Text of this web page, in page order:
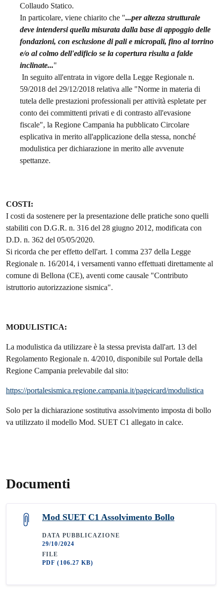
Collaudo Statico.
In particolare, viene chiarito che "...per altezza strutturale
deve intendersi quella misurata dalla base di appoggio delle
fondazioni, con esclusione di pali e micropali, fino al torrino
e/o al colmo dell'edificio se la copertura risulta a falde
inclinate..."
In seguito all'entrata in vigore della Legge Regionale n.
59/2018 del 29/12/2018 relativa alle "Norme in materia di
tutela delle prestazioni professionali per attività espletate per
conto dei committenti privati e di contrasto all'evasione
fiscale", la Regione Campania ha pubblicato Circolare
esplicativa in merito all'applicazione della stessa, nonché
modulistica per dichiarazione in merito alle avvenute
spettanze.
COSTI:
I costi da sostenere per la presentazione delle pratiche sono quelli
stabiliti con D.G.R. n. 316 del 28 giugno 2012, modificata con
D.D. n. 362 del 05/05/2020.
Si ricorda che per effetto dell'art. 1 comma 237 della Legge
Regionale n. 16/2014, i versamenti vanno effettuati direttamente al
comune di Bellona (CE), aventi come causale "Contributo
istruttorio autorizzazione sismica".
MODULISTICA:
La modulistica da utilizzare è la stessa prevista dall'art. 13 del
Regolamento Regionale n. 4/2010, disponibile sul Portale della
Regione Campania prelevabile dal sito:
https://portalesismica.regione.campania.it/pageicard/modulistica
Solo per la dichiarazione sostitutiva assolvimento imposta di bollo
va utilizzato il modello Mod. SUET C1 allegato in calce.
Documenti
Mod SUET C1 Assolvimento Bollo
DATA PUBBLICAZIONE
29/10/2024
FILE
PDF(106.27 KB)